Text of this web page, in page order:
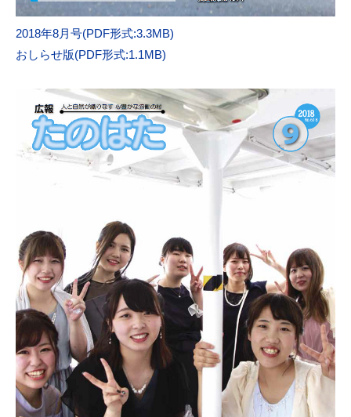
2018年8月号(PDF形式:3.3MB)
おしらせ版(PDF形式:1.1MB)